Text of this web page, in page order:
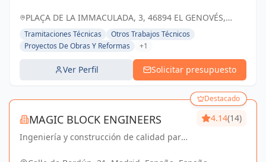
enriquecen la vida.
PLAÇA DE LA IMMACULADA, 3, 46894 EL GENOVÉS,
VALENCIA, ESPAÑA, España
Tramitaciones Técnicas
Otros Trabajos Técnicos
Proyectos De Obras Y Reformas
+1
Ver Perfil Solicitar presupuesto
Destacado
MAGIC BLOCK ENGINEERS
Ingeniería y construcción de calidad para
4.14(14)